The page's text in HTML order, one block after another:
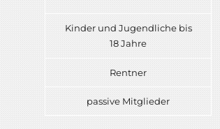
Kinder und Jugendliche bis
18 Jahre
Rentner
passive Mitglieder